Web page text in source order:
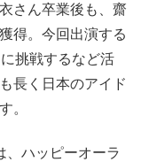
さん卒業後も、齋
得。今回出演する
挑戦するなど活
長く日本のアイド
。
、ハッピーオーラ